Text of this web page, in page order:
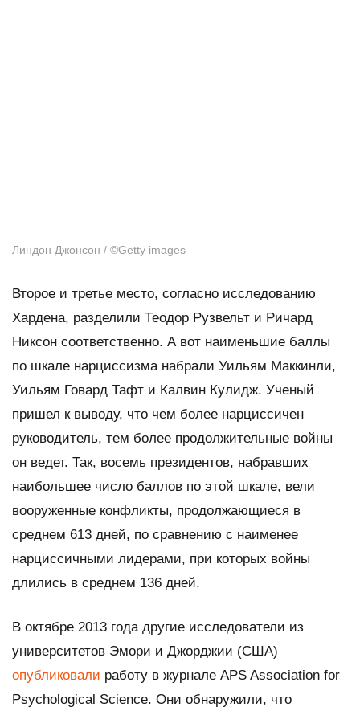
Линдон Джонсон / ©Getty images
Второе и третье место, согласно исследованию
Хардена, разделили Теодор Рузвельт и Ричард
Никсон соответственно. А вот наименьшие баллы
по шкале нарциссизма набрали Уильям Маккинли,
Уильям Говард Тафт и Калвин Кулидж. Ученый
пришел к выводу, что чем более нарциссичен
руководитель, тем более продолжительные войны
он ведет. Так, восемь президентов, набравших
наибольшее число баллов по этой шкале, вели
вооруженные конфликты, продолжающиеся в
среднем 613 дней, по сравнению с наименее
нарциссичными лидерами, при которых войны
длились в среднем 136 дней.
В октябре 2013 года другие исследователи из
университетов Эмори и Джорджии (США)
опубликовали работу в журнале APS Association for
Psychological Science. Они обнаружили, что